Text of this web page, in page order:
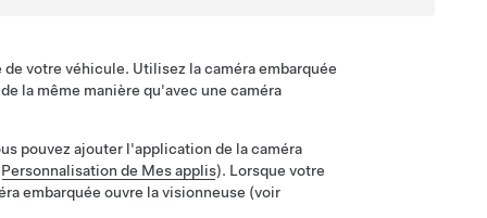
votre véhicule. Utilisez la caméra embarquée
la même manière qu'avec une caméra
pouvez ajouter l'application de la caméra
Personnalisation de Mes applis). Lorsque votre
embarquée ouvre la visionneuse (voir